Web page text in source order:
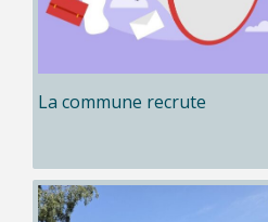
La commune recrute